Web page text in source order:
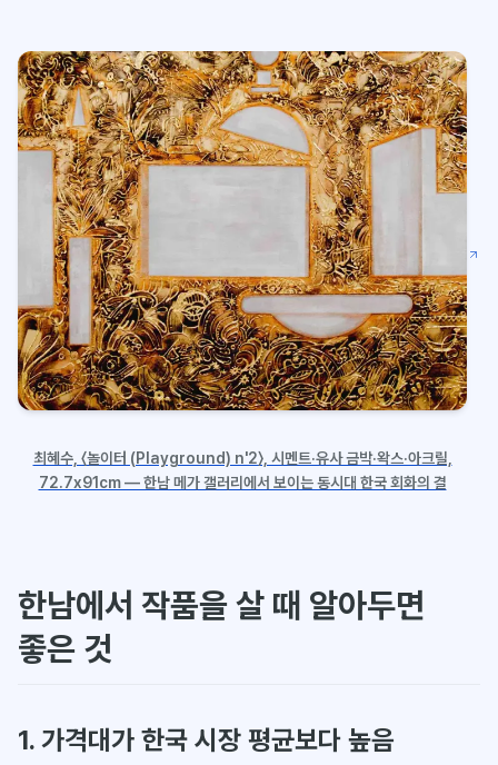
최혜수, 〈놀이터 (Playground) n'2〉, 시멘트·유사 금박·왁스·아크릴,
72.7x91cm — 한남 메가 갤러리에서 보이는 동시대 한국 회화의 결
한남에서 작품을 살 때 알아두면
좋은 것
1. 가격대가 한국 시장 평균보다 높음